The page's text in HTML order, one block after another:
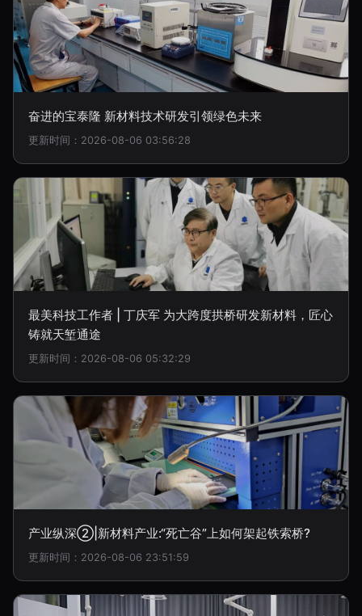
奋进的宝泰隆 新材料技术研发引领绿色未来
更新时间：2026-08-06 03:56:28
最美科技工作者 | 丁庆军 为大跨度拱桥研发新材料，匠心
铸就天堑通途
更新时间：2026-08-06 05:32:29
产业纵深②|新材料产业:“死亡谷”上如何架起铁索桥?
更新时间：2026-08-06 23:51:59